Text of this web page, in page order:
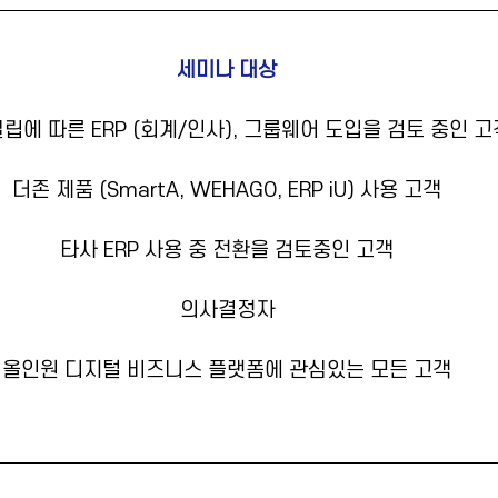
세미나 대상
에 따른 ERP (회계/인사), 그룹웨어 도입을 검토 중인 고
더존 제품 (SmartA, WEHAGO, ERP iU) 사용 고객
타사 ERP 사용 중 전환을 검토중인 고객
의사결정자
올인원 디지털 비즈니스 플랫폼에 관심있는 모든 고객